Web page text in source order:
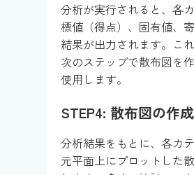
分析が実行されると、各
標値（得点）、固有値、
結果が出力されます。こ
次のステップで散布図を
使用します。
STEP4: 散布図の作
分析結果をもとに、各カ
元平面上にプロットした